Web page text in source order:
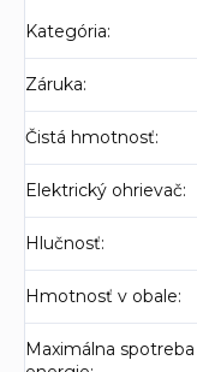
Kategória:
Záruka:
Čistá hmotnosť:
Elektrický ohrievač:
Hlučnosť:
Hmotnosť v obale:
Maximálna spotreba